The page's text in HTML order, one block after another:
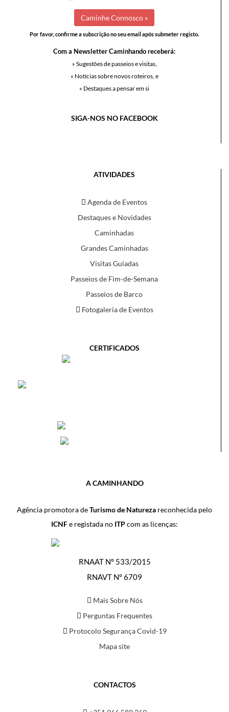
Por favor, confirme a subscrição no seu email após submeter registo.
Com a Newsletter Caminhando receberá:
» Sugestões de passeios e visitas,
» Notícias sobre novos roteiros, e
» Destaques a pensar em si
SIGA-NOS NO FACEBOOK
ATIVIDADES
Agenda de Eventos
Destaques e Novidades
Caminhadas
Grandes Caminhadas
Visitas Guiadas
Passeios de Fim-de-Semana
Passeios de Barco
Fotogaleria de Eventos
CERTIFICADOS
A CAMINHANDO
Agência promotora deTurismo de Natureza reconhecida pelo
ICNFe registada no ITPcom as licenças:
RNAAT Nº 533/2015
RNAVT Nº 6709
Mais Sobre Nós
Perguntas Frequentes
Protocolo Segurança Covid-19
Mapa site
CONTACTOS